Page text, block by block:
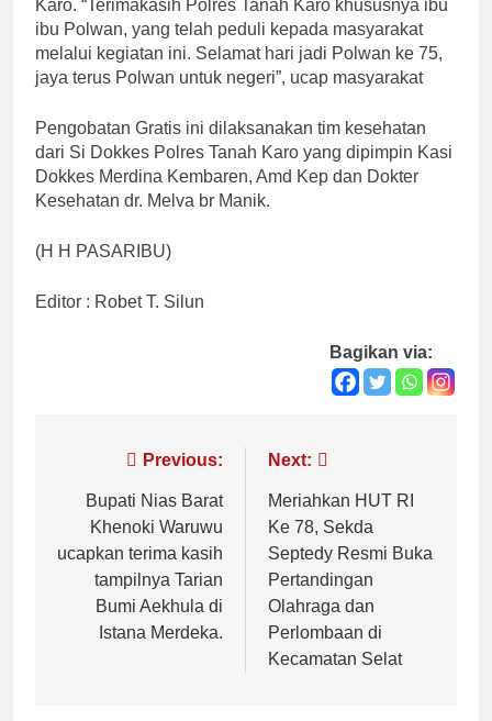
Karo. “Terimakasih Polres Tanah Karo khususnya ibu
ibu Polwan, yang telah peduli kepada masyarakat
melalui kegiatan ini. Selamat hari jadi Polwan ke 75,
jaya terus Polwan untuk negeri”, ucap masyarakat
Pengobatan Gratis ini dilaksanakan tim kesehatan
dari Si Dokkes Polres Tanah Karo yang dipimpin Kasi
Dokkes Merdina Kembaren, Amd Kep dan Dokter
Kesehatan dr. Melva br Manik.
(H H PASARIBU)
Editor : Robet T. Silun
Bagikan via:
Navigasi
pos
Previous:
Bupati Nias Barat
Khenoki Waruwu
ucapkan terima kasih
tampilnya Tarian
Bumi Aekhula di
Istana Merdeka.
Next:
Meriahkan HUT RI
Ke 78, Sekda
Septedy Resmi Buka
Pertandingan
Olahraga dan
Perlombaan di
Kecamatan Selat